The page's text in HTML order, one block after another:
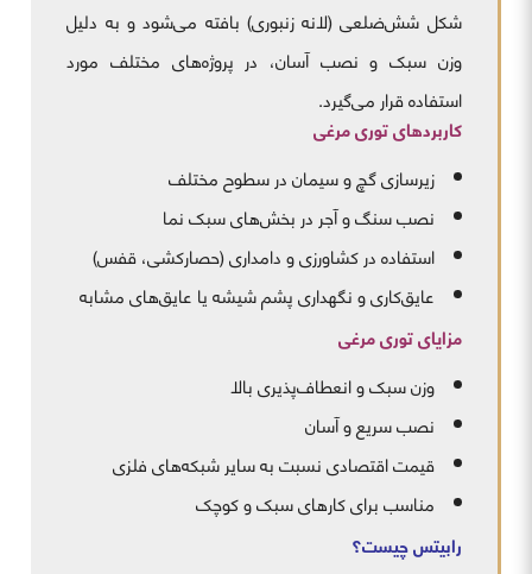
شکل شش‌ضلعی (لانه زنبوری) بافته می‌شود و به دلیل
وزن سبک و نصب آسان، در پروژه‌های مختلف مورد
استفاده قرار می‌گیرد.
کاربردهای توری مرغی
زیرسازی گچ و سیمان در سطوح مختلف
نصب سنگ و آجر در بخش‌های سبک نما
استفاده در کشاورزی و دامداری (حصارکشی، قفس)
عایق‌کاری و نگهداری پشم شیشه یا عایق‌های مشابه
مزایای توری مرغی
وزن سبک و انعطاف‌پذیری بالا
نصب سریع و آسان
قیمت اقتصادی نسبت به سایر شبکه‌های فلزی
مناسب برای کارهای سبک و کوچک
رابیتسچیست؟